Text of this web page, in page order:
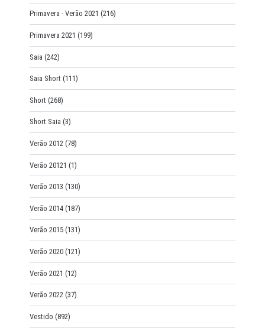
Primavera - Verão 2021 (216)
Primavera 2021 (199)
Saia (242)
Saia Short (111)
Short (268)
Short Saia (3)
Verão 2012 (78)
Verão 20121 (1)
Verão 2013 (130)
Verão 2014 (187)
Verão 2015 (131)
Verão 2020 (121)
Verão 2021 (12)
Verão 2022 (37)
Vestido (892)